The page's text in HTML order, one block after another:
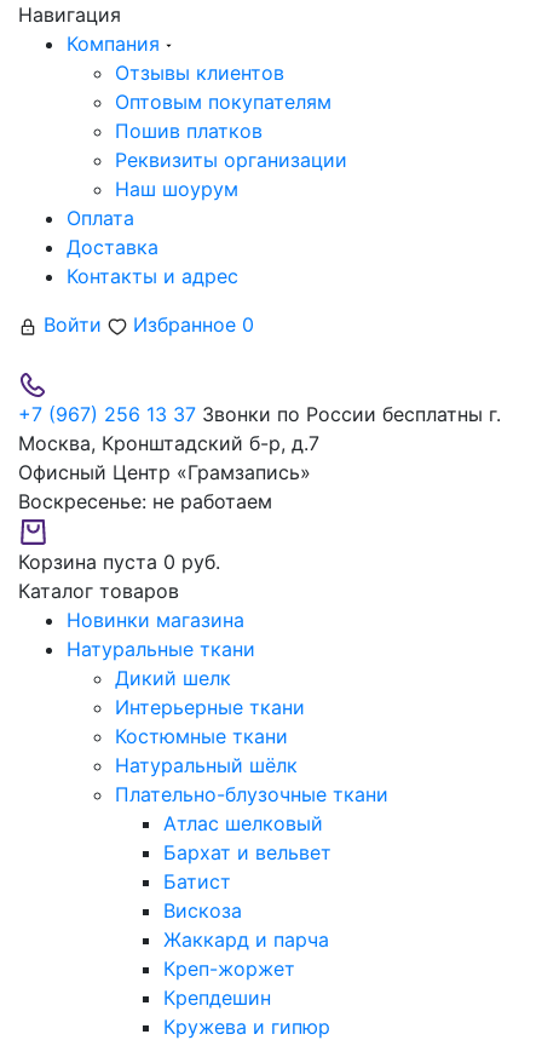
Навигация
Компания
Отзывы клиентов
Оптовым покупателям
Пошив платков
Реквизиты организации
Наш шоурум
Оплата
Доставка
Контакты и адрес
Войти
Избранное 0
+7 (967) 256 13 37 Звонки по России бесплатны г.
Москва, Кронштадский б-р, д.7
Офисный Центр «Грамзапись»
Воскресенье: не работаем
Корзина пуста 0 руб.
Каталог товаров
Новинки магазина
Натуральные ткани
Дикий шелк
Интерьерные ткани
Костюмные ткани
Натуральный шёлк
Плательно-блузочные ткани
Атлас шелковый
Бархат и вельвет
Батист
Вискоза
Жаккард и парча
Креп-жоржет
Крепдешин
Кружева и гипюр